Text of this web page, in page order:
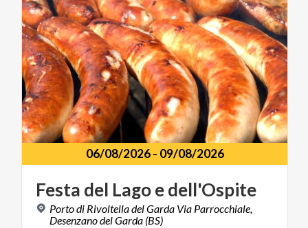
06/08/2026- 09/08/2026
Festa del Lagoedell'Ospite
Porto di Rivoltella del Garda Via Parrocchiale,
Desenzano del Garda (BS)